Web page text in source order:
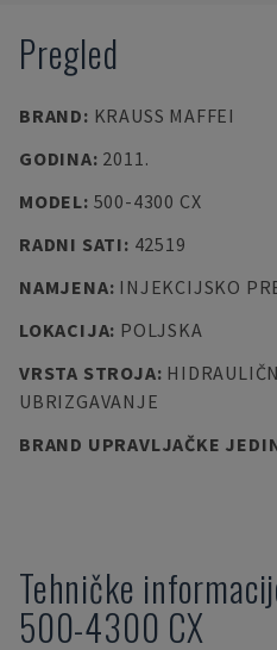
Pregled
BRAND: KRAUSS MAFFEI
GODINA: 2011.
MODEL: 500-4300 CX
RADNI SATI: 42519
NAMJENA: INJEKCIJSKO
LOKACIJA: POLJSKA
VRSTA STROJA:
UBRIZGAVANJE
BRAND UPRAVLJAČKE
Tehničke
500-4300 CX